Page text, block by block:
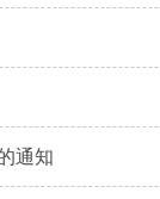
通知